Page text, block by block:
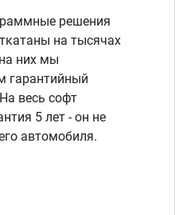
решения
на тысячах
них мы
гарантийный
весь софт
5 лет - он не
автомобиля.